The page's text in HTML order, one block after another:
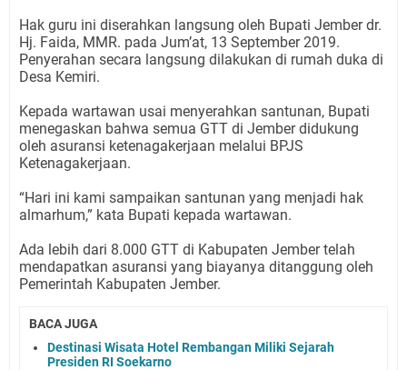
Hak guru ini diserahkan langsung oleh Bupati Jember dr.
Hj. Faida, MMR. pada Jum’at, 13 September 2019.
Penyerahan secara langsung dilakukan di rumah duka di
Desa Kemiri.
Kepada wartawan usai menyerahkan santunan, Bupati
menegaskan bahwa semua GTT di Jember didukung
oleh asuransi ketenagakerjaan melalui BPJS
Ketenagakerjaan.
“Hari ini kami sampaikan santunan yang menjadi hak
almarhum,” kata Bupati kepada wartawan.
Ada lebih dari 8.000 GTT di Kabupaten Jember telah
mendapatkan asuransi yang biayanya ditanggung oleh
Pemerintah Kabupaten Jember.
BACA JUGA
Destinasi Wisata Hotel Rembangan Miliki Sejarah
Presiden RI Soekarno